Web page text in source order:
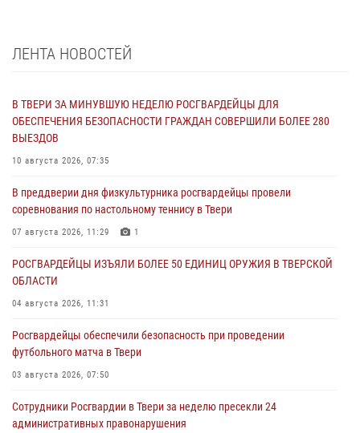
ЛЕНТА НОВОСТЕЙ
В ТВЕРИ ЗА МИНУВШУЮ НЕДЕЛЮ РОСГВАРДЕЙЦЫ ДЛЯ
ОБЕСПЕЧЕНИЯ БЕЗОПАСНОСТИ ГРАЖДАН СОВЕРШИЛИ БОЛЕЕ 280
ВЫЕЗДОВ
10 августа 2026, 07:35
В преддверии дня физкультурника росгвардейцы провели
соревнования по настольному теннису в Твери
07 августа 2026, 11:29 1
РОСГВАРДЕЙЦЫ ИЗЪЯЛИ БОЛЕЕ 50 ЕДИНИЦ ОРУЖИЯ В ТВЕРСКОЙ
ОБЛАСТИ
04 августа 2026, 11:31
Росгвардейцы обеспечили безопасность при проведении
футбольного матча в Твери
03 августа 2026, 07:50
Сотрудники Росгвардии в Твери за неделю пресекли 24
административных правонарушения